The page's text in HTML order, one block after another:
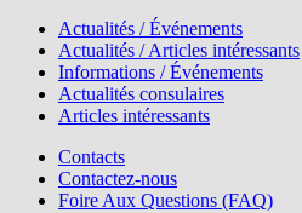
Actualités / Événements
Actualités / Articles intéressants
Informations / Événements
Actualités consulaires
Articles intéressants
Contacts
Contactez-nous
Foire Aux Questions (FAQ)